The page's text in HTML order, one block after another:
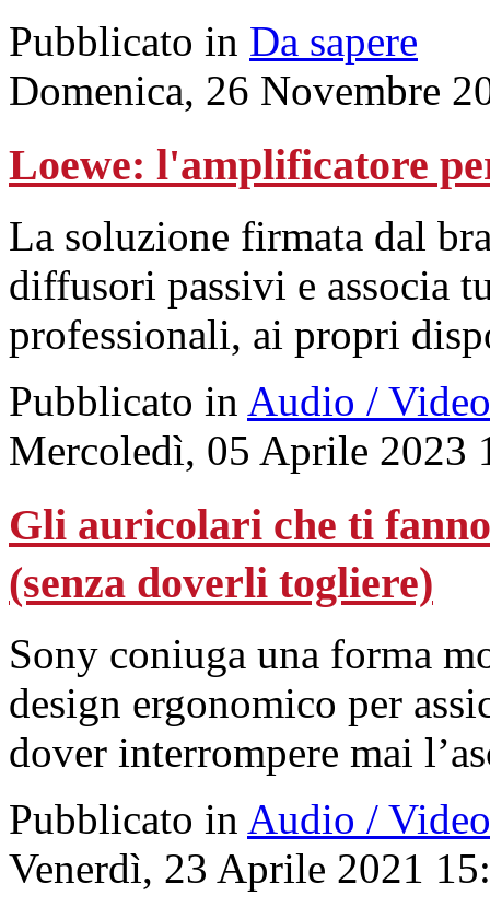
Pubblicato in Da sapere
Domenica, 26 Novembre
Loewe: l'amplificatore
La soluzione firmata dal
diffusori passivi e associa
professionali, ai propri
Pubblicato in Audio / Video
Mercoledì, 05 Aprile 2023
Gli auricolari che ti
(senza doverli togliere)
Sony coniuga una forma
design ergonomico per
dover interrompere mai
Pubblicato in Audio / Video
Venerdì, 23 Aprile 2021